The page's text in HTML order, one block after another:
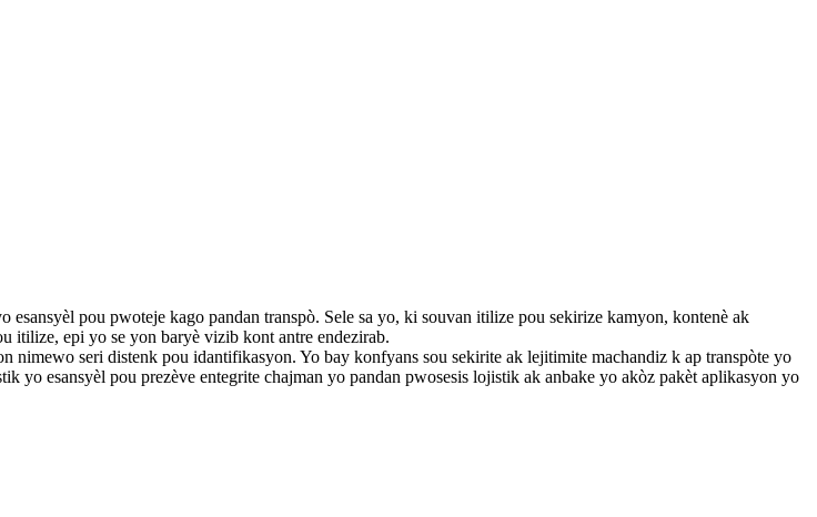
pou pwoteje kago pandan transpò. Sele sa yo, ki souvan itilize pou sekirize kamyon, kontenè ak
itilize, epi yo se yon baryè vizib kont antre endezirab.
nimewo seri distenk pou idantifikasyon. Yo bay konfyans sou sekirite ak lejitimite machandiz k ap transpòte yo
yo esansyèl pou prezève entegrite chajman yo pandan pwosesis lojistik ak anbake yo akòz pakèt aplikasyon yo